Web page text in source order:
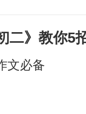
二》教你5
文必备